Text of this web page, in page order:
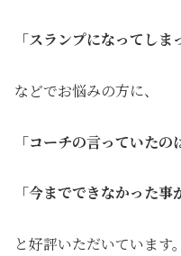
「スランプになってしま
などでお悩みの方に、
「コーチの言っていたの
「今までできなかった事
と好評いただいています。